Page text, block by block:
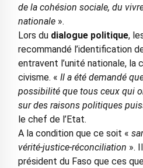
de la cohésion sociale, du
nationale».
Lors du dialogue politique,
recommandé l’identification
entravent l’unité nationale, la
civisme. « Il a été demandé
possibilité que tous ceux qui
sur des raisons politiques
le chef de l’Etat.
A la condition que ce soit «
vérité-justice-réconciliation ».
président du Faso que ces